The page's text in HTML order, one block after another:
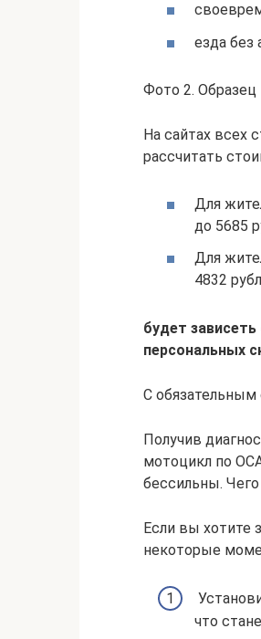
езда без
Фото 2. Образец
На сайтах всех
рассчитать
Для
до 5685
Для
4832
будет
персональных
С обязательным
Получив
мотоцикл по
бессильны.
Если вы хотите
некоторые
что